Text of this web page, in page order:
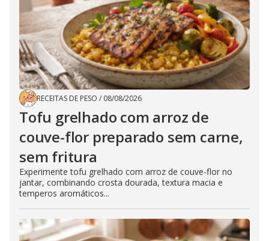
RECEITAS DE PESO / 08/08/2026
Tofu grelhado com arroz de
couve-flor preparado sem carne,
sem fritura
Experimente tofu grelhado com arroz de couve-flor no
jantar, combinando crosta dourada, textura macia e
temperos aromáticos...